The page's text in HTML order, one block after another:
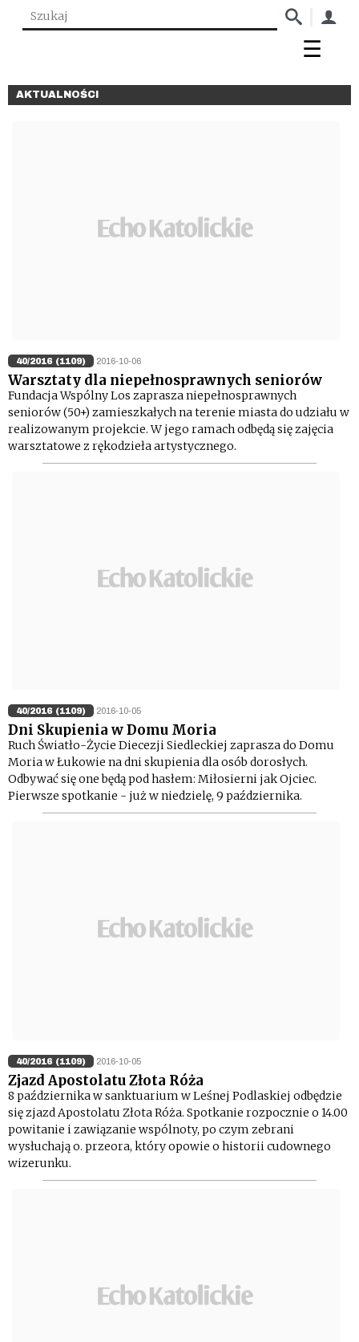
AKTUALNOŚCI
40/2016 (1109) 2016-10-06
Warsztaty dla niepełnosprawnych seniorów
Fundacja Wspólny Los zaprasza niepełnosprawnych
seniorów (50+) zamieszkałych na terenie miasta do udziału w
realizowanym projekcie. W jego ramach odbędą się zajęcia
warsztatowe z rękodzieła artystycznego.
40/2016 (1109) 2016-10-05
Dni Skupienia w Domu Moria
Ruch Światło-Życie Diecezji Siedleckiej zaprasza do Domu
Moria w Łukowie na dni skupienia dla osób dorosłych.
Odbywać się one będą pod hasłem: Miłosierni jak Ojciec.
Pierwsze spotkanie - już w niedzielę, 9 października.
40/2016 (1109) 2016-10-05
Zjazd Apostolatu Złota Róża
8 października w sanktuarium w Leśnej Podlaskiej odbędzie
się zjazd Apostolatu Złota Róża. Spotkanie rozpocznie o 14.00
powitanie i zawiązanie wspólnoty, po czym zebrani
wysłuchają o. przeora, który opowie o historii cudownego
wizerunku.